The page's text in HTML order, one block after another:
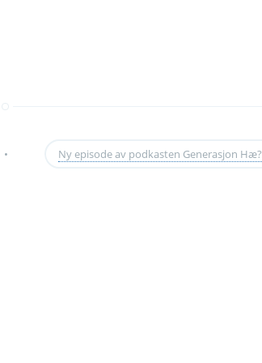
Ny episode av podkasten Generasjon Hæ?
•